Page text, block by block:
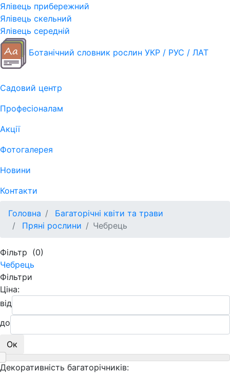
Ялівець прибережний
Ялівець скельний
Ялівець середній
Ботанічний словник рослин УКР / РУС / ЛАТ
Садовий центр
Професіоналам
Акції
Фотогалерея
Новини
Контакти
Головна
Багаторічні квіти та трави
Пряні рослини
Чебрець
Фільтр (0)
Чебрець
Фільтри
Ціна:
від
до
Ок
Декоративність багаторічників: